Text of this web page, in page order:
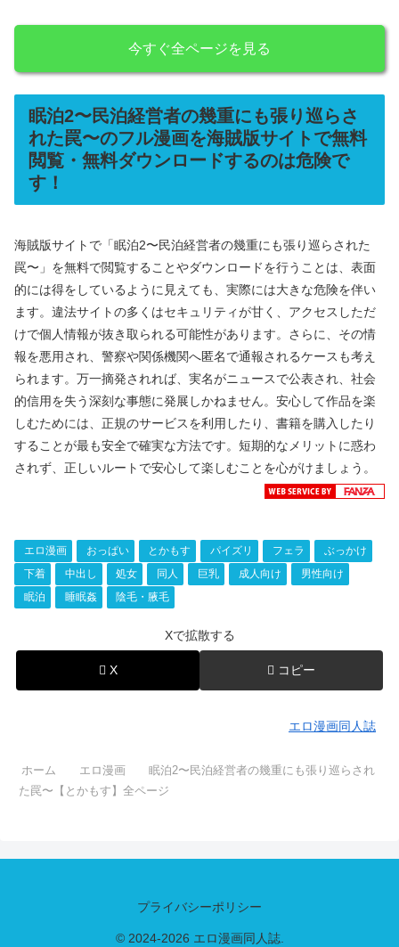
今すぐ全ページを見る
眠泊2〜民泊経営者の幾重にも張り巡らさ
れた罠〜のフル漫画を海賊版サイトで無料
閲覧・無料ダウンロードするのは危険で
す！
海賊版サイトで「眠泊2〜民泊経営者の幾重にも張り巡らされた
罠〜」を無料で閲覧することやダウンロードを行うことは、表面
的には得をしているように見えても、実際には大きな危険を伴い
ます。違法サイトの多くはセキュリティが甘く、アクセスしただ
けで個人情報が抜き取られる可能性があります。さらに、その情
報を悪用され、警察や関係機関へ匿名で通報されるケースも考え
られます。万一摘発されれば、実名がニュースで公表され、社会
的信用を失う深刻な事態に発展しかねません。安心して作品を楽
しむためには、正規のサービスを利用したり、書籍を購入したり
することが最も安全で確実な方法です。短期的なメリットに惑わ
されず、正しいルートで安心して楽しむことを心がけましょう。
エロ漫画 おっぱい とかもす パイズリ フェラ
ぶっかけ
下着
中出し 処女 同人 巨乳 成人向け
男性向け
眠泊
睡眠姦 陰毛・腋毛
Xで拡散する
X コピー
エロ漫画同人誌
ホーム エロ漫画
眠泊2〜民泊経営者の幾重にも張り巡らされ
た罠〜【とかもす】全ページ
プライバシーポリシー
© 2024-2026 エロ漫画同人誌.